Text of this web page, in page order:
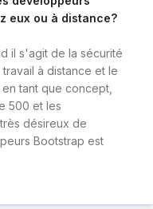
eux ou à distance?
il s'agit de la sécurité
à distance et le
tant que concept,
500 et les
désireux de
Bootstrap est